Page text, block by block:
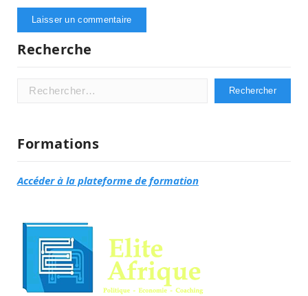
Recherche
Rechercher :
Formations
Accéder à la plateforme de formation